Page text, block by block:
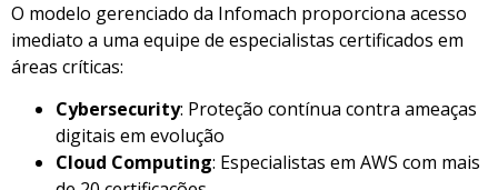
O modelo gerenciado da Infomach proporciona acesso
imediato a uma equipe de especialistas certificados em
áreas críticas:
Cybersecurity: Proteção contínua contra ameaças
digitais em evolução
Cloud Computing: Especialistas em AWS com mais